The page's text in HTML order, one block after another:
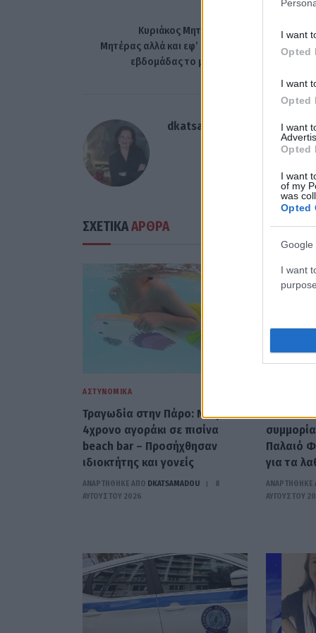
I want
Opted
I want
Opted
I want
Opted
I want
of my
was
Opted
Google
I want
ΠΡΟΗΓΟΎΜΕΝΟ
Κυριάκος Μητσοτάκης: Για την Γιορτή
Μητέρας αλλά και εφ’ όλης της ύλης μιας
εβδομάδας το μήνυμα αυτής της
dkatsamadou
ΣΧΕΤΙΚΑΑΡΘΡΑ
ΑΣΤΥΝΟΜΙΚΆ
Τραγωδία στην Πάρο: Νεκρό
4χρονο αγοράκι σε πισίνα
beach bar – Προσήχθησαν
ιδιοκτήτης και γονείς
ΑΝΑΡΤΗΘΗΚΕ ΑΠΟ DKATSAMADOU
8
ΑΥΓΟΎΣΤΟΥ 2026
Νέα
Παλαιό
για τα
ΑΝΑΡΤΗΘΗΚΕ
ΑΥΓΟΎΣΤΟΥ